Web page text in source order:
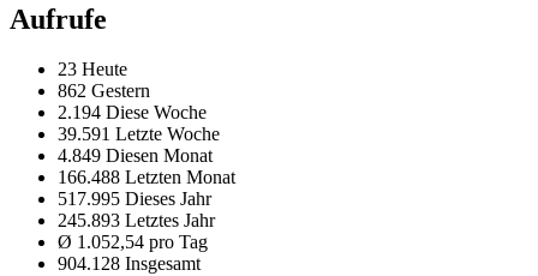
Aufrufe
23 Heute
862 Gestern
2.194 Diese Woche
39.591 Letzte Woche
4.849 Diesen Monat
166.488 Letzten Monat
517.995 Dieses Jahr
245.893 Letztes Jahr
Ø 1.052,54 pro Tag
904.128 Insgesamt